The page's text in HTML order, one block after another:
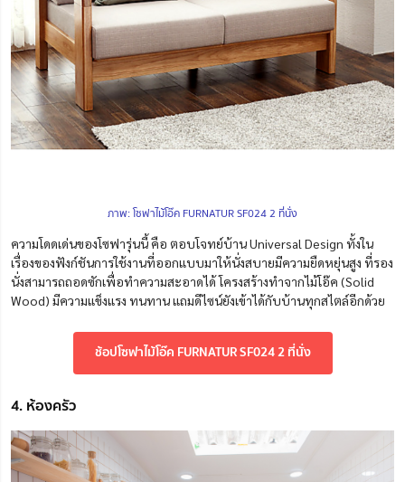
ภาพ: โซฟาไม้โอ๊ค FURNATUR SF024 2 ที่นั่ง
ความโดดเด่นของโซฟารุ่นนี้ คือ ตอบโจทย์บ้าน Universal Design ทั้งใน
เรื่องของฟังก์ชันการใช้งานที่ออกแบบมาให้นั่งสบายมีความยืดหยุ่นสูง ที่รอง
นั่งสามารถถอดซักเพื่อทำความสะอาดได้ โครงสร้างทำจากไม้โอ๊ค (Solid
Wood) มีความแข็งแรง ทนทาน แถมดีไซน์ยังเข้าได้กับบ้านทุกสไตล์อีกด้วย
ช้อปโซฟาไม้โอ๊ค FURNATUR SF024 2 ที่นั่ง
4. ห้องครัว